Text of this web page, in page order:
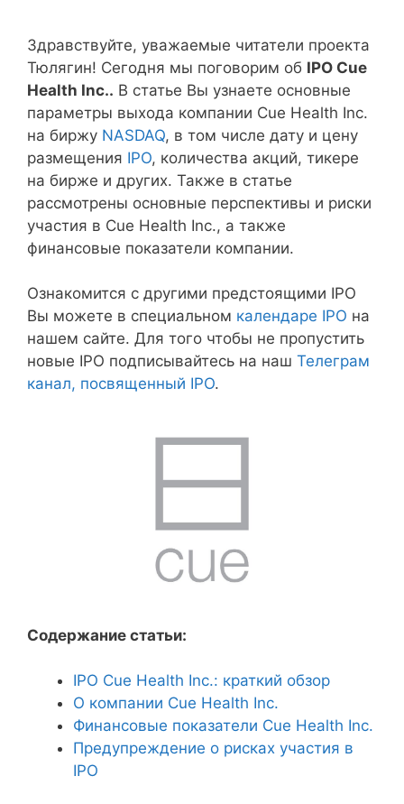
Здравствуйте, уважаемые читатели проекта
Тюлягин! Сегодня мы поговорим об IPO Cue
Health Inc.. В статье Вы узнаете основные
параметры выхода компании Cue Health Inc.
на биржу NASDAQ, в том числе дату и цену
размещения IPO, количества акций, тикере
на бирже и других. Также в статье
рассмотрены основные перспективы и риски
участия в Cue Health Inc., а также
финансовые показатели компании.
Ознакомится с другими предстоящими IPO
Вы можете в специальном календаре IPO на
нашем сайте. Для того чтобы не пропустить
новые IPO подписывайтесь на наш Телеграм
канал, посвященный IPO.
Содержание статьи:
IPO Cue Health Inc.: краткий обзор
О компании Cue Health Inc.
Финансовые показатели Cue Health Inc.
Предупреждение о рисках участия в
IPO